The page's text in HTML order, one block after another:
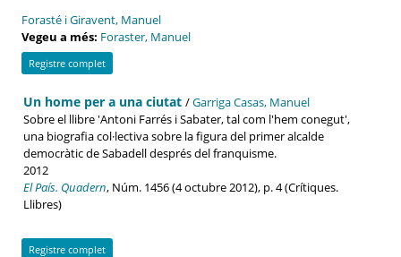
Forasté i Giravent, Manuel
Vegeu a més: Foraster, Manuel
Registre complet
Un home per a una ciutat /Garriga Casas, Manuel
Sobre el llibre 'Antoni Farrés i Sabater, tal com l'hem conegut',
una biografia col·lectiva sobre la figura del primer alcalde
democràtic de Sabadell després del franquisme.
2012
El País. Quadern, Núm. 1456 (4 octubre 2012), p. 4 (Crítiques.
Llibres)
Registre complet